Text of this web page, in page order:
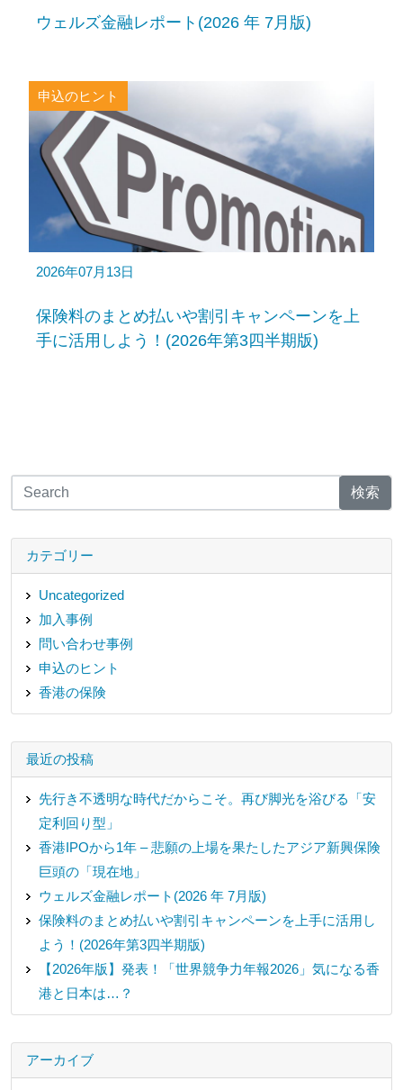
ウェルズ金融レポート(2026 年 7月版)
申込のヒント
2026年07月13日
保険料のまとめ払いや割引キャンペーンを上
手に活用しよう！(2026年第3四半期版)
検索
カテゴリー
Uncategorized
加入事例
問い合わせ事例
申込のヒント
香港の保険
最近の投稿
先行き不透明な時代だからこそ。再び脚光を浴びる「安
定利回り型」
香港IPOから1年 – 悲願の上場を果たしたアジア新興保険
巨頭の「現在地」
ウェルズ金融レポート(2026 年 7月版)
保険料のまとめ払いや割引キャンペーンを上手に活用し
よう！(2026年第3四半期版)
【2026年版】発表！「世界競争力年報2026」気になる香
港と日本は…？
アーカイブ